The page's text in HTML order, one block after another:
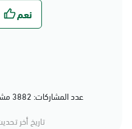
عدد المشاركات: 3882 مشاركة (47%) أعجبهم المحتوى
تاريخ أخر